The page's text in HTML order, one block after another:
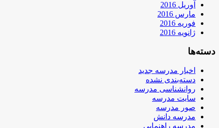
آوریل 2016
مارس 2016
فوریه 2016
ژانویه 2016
دسته‌ها
اخبار مدرسه جدید
دسته‌بندی نشده
روانشناسی مدرسه
سایت مدرسه
صور مدرسه
مدرسه دانش
مدرسه راهنمایی